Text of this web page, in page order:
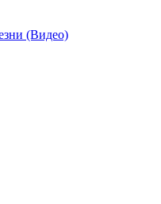
(Видео)